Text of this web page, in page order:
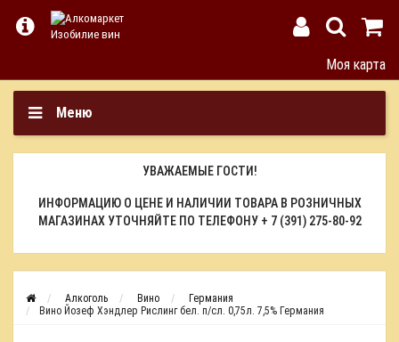
Моя карта
Меню
УВАЖАЕМЫЕ ГОСТИ!
ИНФОРМАЦИЮ О ЦЕНЕ И НАЛИЧИИ ТОВАРА В РОЗНИЧНЫХ
МАГАЗИНАХ УТОЧНЯЙТЕ ПО ТЕЛЕФОНУ + 7 (391) 275-80-92
Алкоголь Вино
Германия
Вино Йозеф Хэндлер Рислинг бел. п/сл. 0,75л. 7,5% Германия